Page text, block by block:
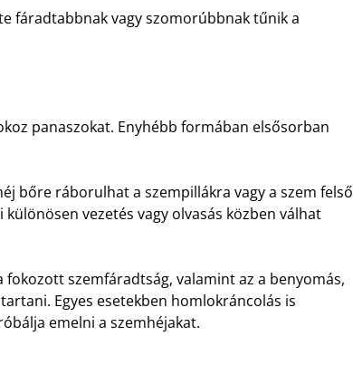
fáradtabbnak vagy szomorúbbnak tűnik a
panaszokat. Enyhébb formában elsősorban
bőre ráborulhat a szempillákra vagy a szem felső
vezetés vagy olvasás közben válhat
fokozott szemfáradtság, valamint az a benyomás,
Egyes esetekben homlokráncolás is
emelni a szemhéjakat.